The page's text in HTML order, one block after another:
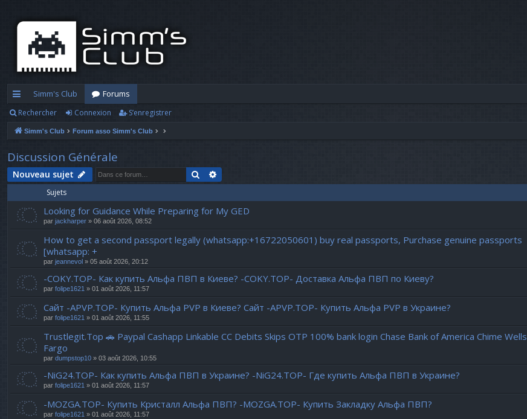
cc
ès
ra
pi
Simm's Club
Forums
Rechercher Connexion S’enregistrer
Simm's Club Forum asso Simm's Club
Discussion Générale
Nouveau sujet Rechercher
Sujets
Looking for Guidance While Preparing for My GED
par jackharper » 06 août 2026, 08:52
How to get a second passport legally (whatsapp:+16722050601) buy real passports, Purchase genuine passports
[whatsapp: +
par jeannevol » 05 août 2026, 20:12
-COKY.TOP- Как купить Альфа ПВП в Киеве? -COKY.TOP- Доставка Альфа ПВП по Киеву?
par folipe1621 » 01 août 2026, 11:57
Сайт -APVP.TOP- Купить Альфа PVP в Киеве? Сайт -APVP.TOP- Купить Альфа PVP в Украине?
par folipe1621 » 01 août 2026, 11:55
Trustlegit.Top 🚗 Paypal Cashapp Linkable CC Debits Skips OTP 100% bank login Chase Bank of America Chime Wells
Fargo
par dumpstop10 » 03 août 2026, 10:55
-NiG24.TOP- Как купить Альфа ПВП в Украине? -NiG24.TOP- Где купить Альфа ПВП в Украине?
par folipe1621 » 01 août 2026, 11:57
-MOZGA.TOP- Купить Кристалл Альфа ПВП? -MOZGA.TOP- Купить Закладку Альфа ПВП?
par folipe1621 » 01 août 2026, 11:57